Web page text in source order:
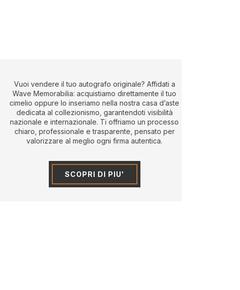
Vuoi vendere il tuo autografo originale? Affidati a
Wave Memorabilia: acquistiamo direttamente il tuo
cimelio oppure lo inseriamo nella nostra casa d’aste
dedicata al collezionismo, garantendoti visibilità
nazionale e internazionale. Ti offriamo un processo
chiaro, professionale e trasparente, pensato per
valorizzare al meglio ogni firma autentica.
SCOPRI DI PIU'